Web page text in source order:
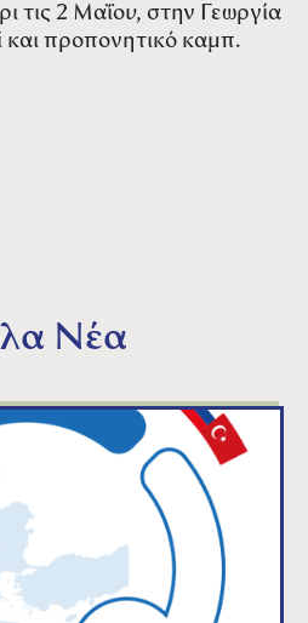
τις 2 Μαΐου, στην Γεωργία
προπονητικό καμπ.
Νέα